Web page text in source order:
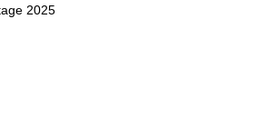
2025